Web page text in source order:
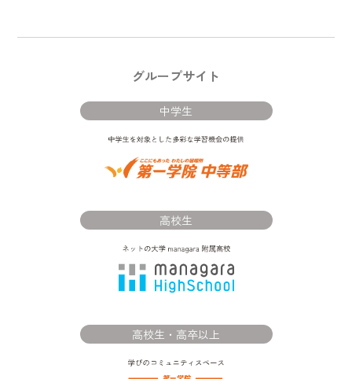
グループサイト
中学生
高校生
高校生・高卒以上